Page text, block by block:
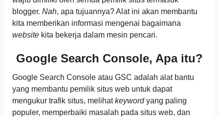
blogger. Nah, apa tujuannya? Alat ini akan membantu
kita memberikan informasi mengenai bagaimana
websitekita bekerja dalam mesin pencari.
Google Search Console, Apa itu?
Google Search Console atau GSC adalah alat bantu
yang membantu pemilik situs web untuk dapat
mengukur trafik situs, melihatkeywordyang paling
populer, memperbaiki masalah pada situs web, dan